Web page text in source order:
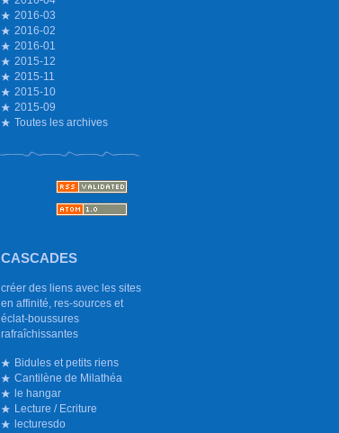
2016-03
2016-02
2016-01
2015-12
2015-11
2015-10
2015-09
Toutes les archives
CASCADES
créer des liens avec les sites
en affinité, res-sources et
éclat-boussures
rafraîchissantes
Bidules et petits riens
Cantilène de Milathéa
le hangar
Lecture / Ecriture
lecturesdo